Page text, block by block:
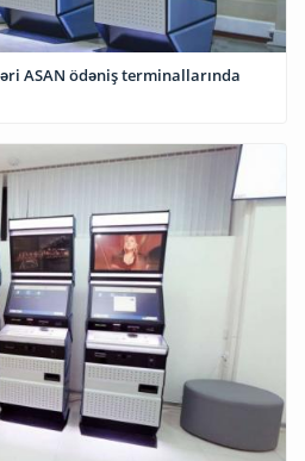
ASAN ödəniş terminallarında